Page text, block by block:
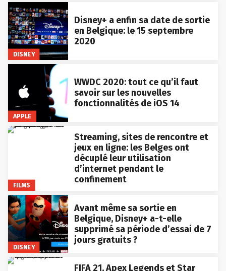
DISNEY
Disney+ a enfin sa date de sortie
en Belgique: le 15 septembre
2020
APPLE
WWDC 2020: tout ce qu’il faut
savoir sur les nouvelles
fonctionnalités de iOS 14
FILMS
Streaming, sites de rencontre et
jeux en ligne: les Belges ont
décuplé leur utilisation
d’internet pendant le
confinement
DISNEY
Avant même sa sortie en
Belgique, Disney+ a-t-elle
supprimé sa période d’essai de 7
jours gratuits ?
FIFA 21, Apex Legends et Star